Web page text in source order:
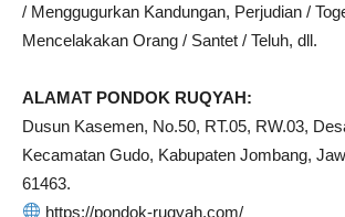
/ Menggugurkan Kandungan, Perjudian /
Mencelakakan Orang / Santet / Teluh, dll.
ALAMAT PONDOK RUQYAH:
Dusun Kasemen, No.50, RT.05, RW.03,
Kecamatan Gudo, Kabupaten Jombang,
61463.
https://pondok-ruqyah.com/